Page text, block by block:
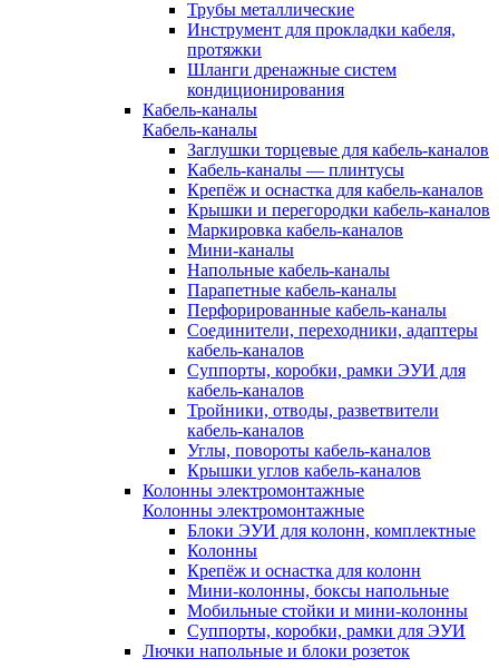
Трубы металлические
Инструмент для прокладки кабеля,
протяжки
Шланги дренажные систем
кондиционирования
Кабель-каналы
Кабель-каналы
Заглушки торцевые для кабель-каналов
Кабель-каналы — плинтусы
Крепёж и оснастка для кабель-каналов
Крышки и перегородки кабель-каналов
Маркировка кабель-каналов
Мини-каналы
Напольные кабель-каналы
Парапетные кабель-каналы
Перфорированные кабель-каналы
Соединители, переходники, адаптеры
кабель-каналов
Суппорты, коробки, рамки ЭУИ для
кабель-каналов
Тройники, отводы, разветвители
кабель-каналов
Углы, повороты кабель-каналов
Крышки углов кабель-каналов
Колонны электромонтажные
Колонны электромонтажные
Блоки ЭУИ для колонн, комплектные
Колонны
Крепёж и оснастка для колонн
Мини-колонны, боксы напольные
Мобильные стойки и мини-колонны
Суппорты, коробки, рамки для ЭУИ
Лючки напольные и блоки розеток